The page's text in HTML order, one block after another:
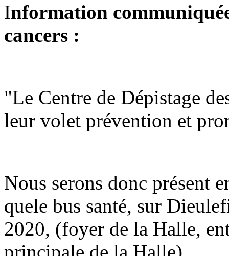
Information
cancers :
"Le Centre de Dépistage
leur volet prévention et
Nous serons donc présent
quele bus santé, sur
2020, (foyer de la Halle,
principale de la Halle)